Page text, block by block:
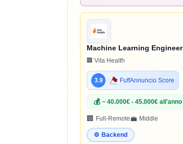
Machine Learning Engineer
🏢 Vita Health
3.9 FuffAnnuncio Score
💰 ~ 40.000€ - 45.000€ all'anno
🏢 Full-Remote💼 Middle
⚙️ Backend